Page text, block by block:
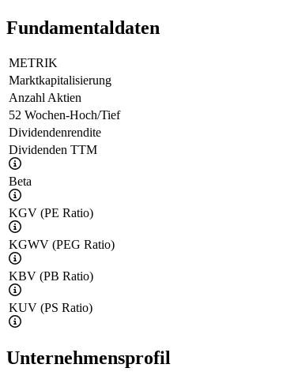
Fundamentaldaten
METRIK
Marktkapitalisierung
Anzahl Aktien
52 Wochen-Hoch/Tief
Dividendenrendite
Dividenden TTM
Beta
KGV (PE Ratio)
KGWV (PEG Ratio)
KBV (PB Ratio)
KUV (PS Ratio)
Unternehmensprofil